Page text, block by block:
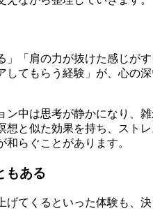
「肩の力が抜けた感じが
てもらう経験」が、心
中は思考が静かになり、
と似た効果を持ち、ス
らぐことがあります。
もある
てくるといった体験も、決